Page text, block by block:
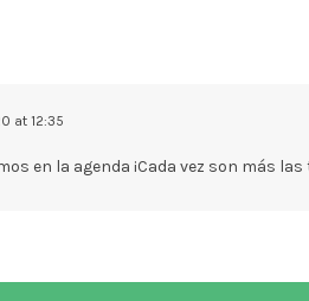
at 12:35
en la agenda ¡Cada vez son más las